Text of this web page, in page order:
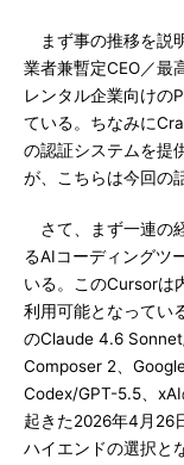
まず事の推移を説
業者兼暫定CEO／最
レンタル企業向けの
ている。ちなみに
の認証システムを提
が、こちらは今回の
さて、まず一連の
るAIコーディングツ
いる。このCursorは
利用可能となってい
のClaude 4.6
Composer 2、
Codex/GPT-5.5、
起きた2026年4月26
ハイエンドの選択と